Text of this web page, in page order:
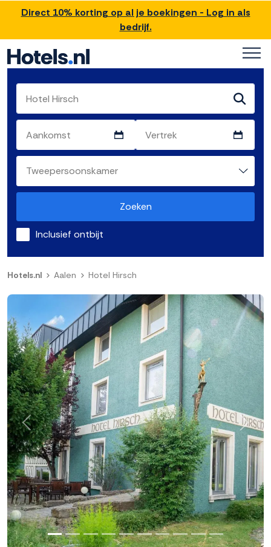
Direct 10% korting op al je boekingen - Log in als
bedrijf.
Zoeken
Inclusief ontbijt
Hotels.nl Aalen Hotel Hirsch